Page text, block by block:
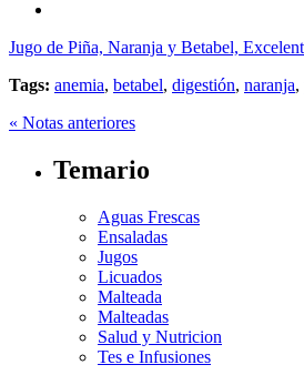
Jugo de Piña, Naranja y Betabel,
Tags: anemia, betabel, digestión, naranja,
« Notas anteriores
Temario
Aguas Frescas
Ensaladas
Jugos
Licuados
Malteada
Malteadas
Salud y Nutricion
Tes e Infusiones